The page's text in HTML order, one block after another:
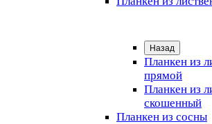
Назад
Планкен из
прямой
Планкен из
скошенный
Планкен из сосны